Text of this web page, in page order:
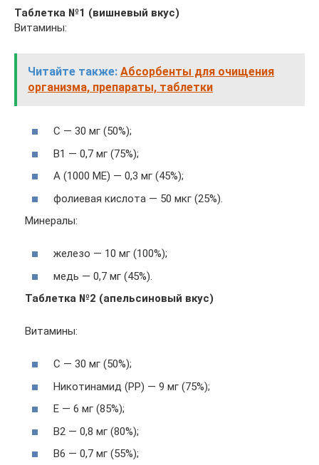
Таблетка №1 (вишневый вкус)
Витамины:
Читайте также: Абсорбенты для очищения
организма, препараты, таблетки
С — 30 мг (50%);
В1 — 0,7 мг (75%);
А (1000 МЕ) — 0,3 мг (45%);
фолиевая кислота — 50 мкг (25%).
Минералы:
железо — 10 мг (100%);
медь — 0,7 мг (45%).
Таблетка №2 (апельсиновый вкус)
Витамины:
С — 30 мг (50%);
Никотинамид (РР) — 9 мг (75%);
Е — 6 мг (85%);
В2 — 0,8 мг (80%);
В6 — 0,7 мг (55%);